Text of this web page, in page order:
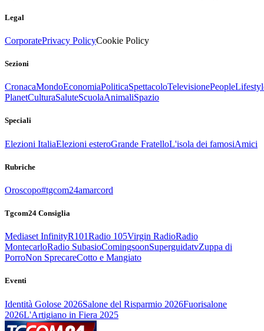
Legal
CorporatePrivacy PolicyCookie Policy
Sezioni
CronacaMondoEconomiaPoliticaSpettacoloTelevisionePeople
PlanetCulturaSaluteScuolaAnimaliSpazio
Speciali
Elezioni ItaliaElezioni esteroGrande FratelloL'isola dei famosiAmici
Rubriche
Oroscopo#tgcom24amarcord
Tgcom24 Consiglia
Mediaset InfinityR101Radio 105Virgin RadioRadio
MontecarloRadio SubasioComingsoonSuperguidatvZuppa di
PorroNon SprecareCotto e Mangiato
Eventi
Identità Golose 2026Salone del Risparmio 2026Fuorisalone
2026L'Artigiano in Fiera 2025